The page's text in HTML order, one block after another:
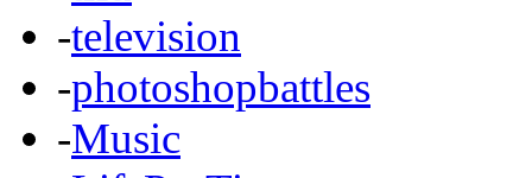
-television
-photoshopbattles
-Music